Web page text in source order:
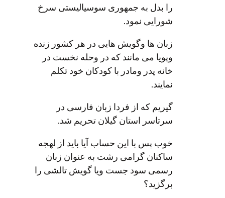
را بدل به جمهوری سوسیالیستی سرخ
شورایی نمود.
زبان ها وگویش هایی در هر کشور زنده
وپویا می مانند که در وحله نخست در
خانه پدر ومادر با کودکان خود تکلم
نمایند.
گیریم که از فردا زبان فارسی در
سرتاسر استان گیلان تحریم شد.
خوب پس با این حساب آیا باید از لهجه
ساکنان گرامی رشت به عنوان زبان
رسمی سود جست ویا گویش تالشی را
برگزید؟